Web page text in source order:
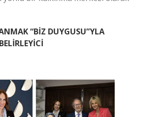
“BİZ DUYGUSU”YLA